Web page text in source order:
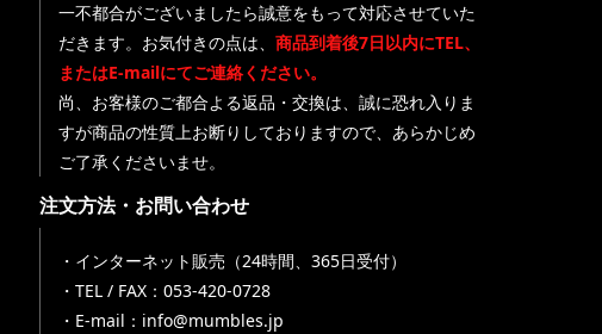
一不都合がございましたら誠意をもって対応させていた
だきます。お気付きの点は、 商品到着後7日以内にTEL、
またはE-mailにてご連絡ください。
尚、お客様のご都合よる返品・交換は、誠に恐れ入りま
すが商品の性質上お断りしておりますので、あらかじめ
ご了承くださいませ。
注文方法・お問い合わせ
・インターネット販売（24時間、365日受付）
・TEL / FAX：053-420-0728
・E-mail：info@mumbles.jp